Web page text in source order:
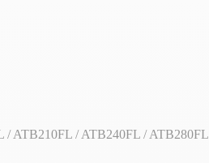
/ ATB210FL / ATB240FL / ATB280FL